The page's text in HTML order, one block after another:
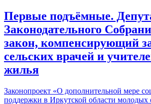
Первые подъёмные.
Законодательного
закон, компенсирующий
сельских врачей и
жилья
Законопроект «О дополнительной мере
поддержки в Иркутской области молодых